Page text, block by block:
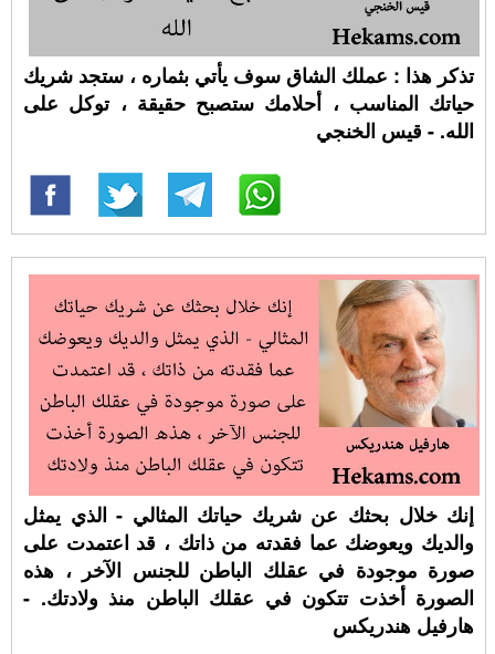
تذكر هذا : عملك الشاق سوف يأتي بثماره ، ستجد شريك
حياتك المناسب ، أحلامك ستصبح حقيقة ، توكل على
الله. - قيس الخنجي
إنك خلال بحثك عن شريك حياتك المثالي - الذي يمثل
والديك ويعوضك عما فقدته من ذاتك ، قد اعتمدت على
صورة موجودة في عقلك الباطن للجنس الآخر ، هذه
الصورة أخذت تتكون في عقلك الباطن منذ ولادتك. -
هارفيل هندريكس